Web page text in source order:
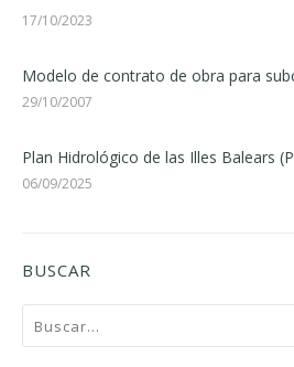
17/10/2023
Modelo de contrato de obra para
29/10/2007
Plan Hidrológico de las Illes Balears
06/09/2025
BUSCAR